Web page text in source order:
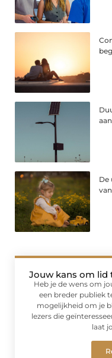
De
Jouw kans om lid
Heb je de wens om
een breder publiek
mogelijkheid om je
lezers die
laat